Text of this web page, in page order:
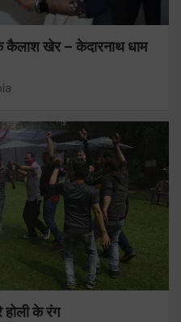
कैलाश खेर – केदारनाथ धाम
के रंग